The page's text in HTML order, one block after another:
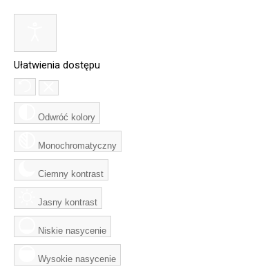
Ułatwienia dostępu
Odwróć kolory
Monochromatyczny
Ciemny kontrast
Jasny kontrast
Niskie nasycenie
Wysokie nasycenie